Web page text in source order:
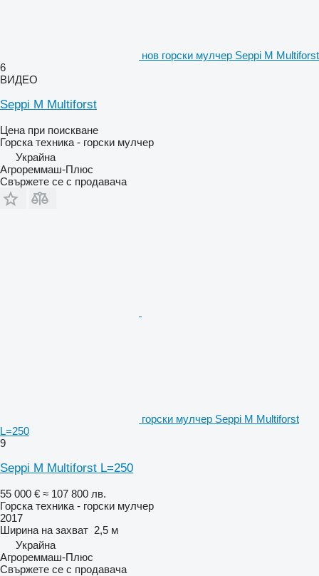
нов горски мулчер Seppi M Multiforst
6
ВИДЕО
Seppi M Multiforst
Цена при поискване
Горска техника - горски мулчер
Украйна
Агрореммаш-Плюс
Свържете се с продавача
горски мулчер Seppi M Multiforst
L=250
9
Seppi M Multiforst L=250
55 000 € ≈ 107 800 лв.
Горска техника - горски мулчер
2017
Ширина на захват 2,5 м
Украйна
Агрореммаш-Плюс
Свържете се с продавача